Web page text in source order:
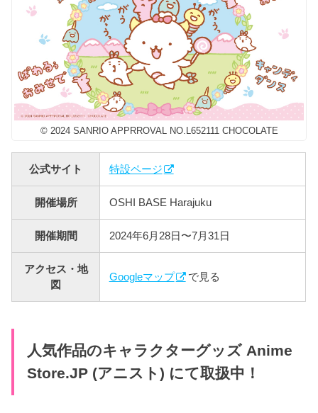
© 2024 SANRIO APPRROVAL NO.L652111 CHOCOLATE
公式サイト 特設ページ
開催場所 OSHI BASE Harajuku
開催期間 2024年6月28日〜7月31日
アクセス・地
図
Googleマップ で見る
人気作品のキャラクターグッズ Anime
Store.JP (アニスト) にて取扱中！